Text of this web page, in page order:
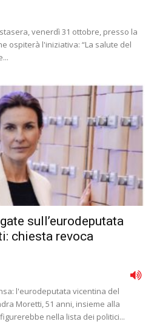
venerdì 31 ottobre, presso la
ospiterà l'iniziativa: “La salute del
sull’eurodeputata
chiesta revoca
l'eurodeputata vicentina del
Moretti, 51 anni, insieme alla
nella lista dei politici...